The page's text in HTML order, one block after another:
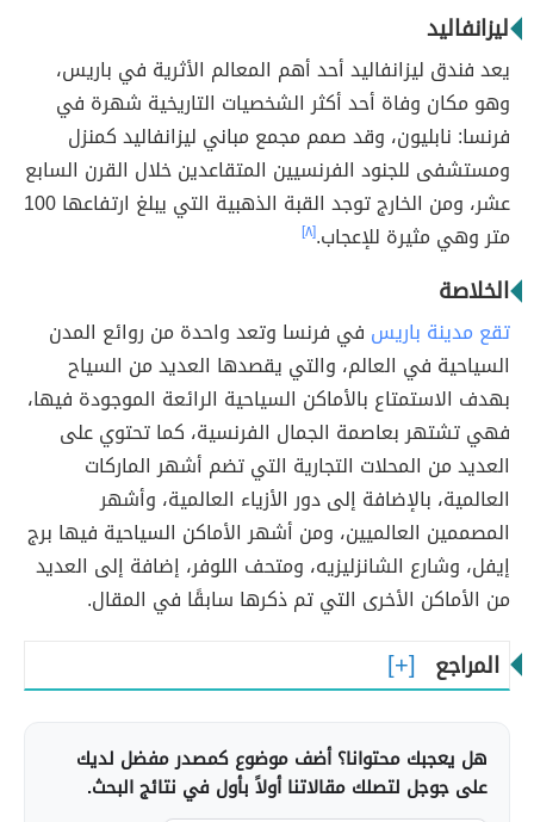
ليزانفاليد
يعد فندق ليزانفاليد أحد أهم المعالم الأثرية في باريس،
وهو مكان وفاة أحد أكثر الشخصيات التاريخية شهرة في
فرنسا: نابليون، وقد صمم مجمع مباني ليزانفاليد كمنزل
ومستشفى للجنود الفرنسيين المتقاعدين خلال القرن السابع
عشر، ومن الخارج توجد القبة الذهبية التي يبلغ ارتفاعها 100
متر وهي مثيرة للإعجاب.[٨]
الخلاصة
تقع مدينة باريس في فرنسا وتعد واحدة من روائع المدن
السياحية في العالم، والتي يقصدها العديد من السياح
بهدف الاستمتاع بالأماكن السياحية الرائعة الموجودة فيها،
فهي تشتهر بعاصمة الجمال الفرنسية، كما تحتوي على
العديد من المحلات التجارية التي تضم أشهر الماركات
العالمية، بالإضافة إلى دور الأزياء العالمية، وأشهر
المصممين العالميين، ومن أشهر الأماكن السياحية فيها برج
إيفل، وشارع الشانزليزيه، ومتحف اللوفر، إضافة إلى العديد
من الأماكن الأخرى التي تم ذكرها سابقًا في المقال.
المراجع
هل يعجبك محتوانا؟ أضف موضوع كمصدر مفضل لديك
على جوجل لتصلك مقالاتنا أولاً بأول في نتائج البحث.